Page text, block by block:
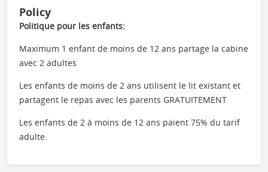
Policy
Politique pour les enfants:
Maximum 1 enfant de moins de 12 ans partage la cabine
avec 2 adultes
Les enfants de moins de 2 ans utilisent le lit existant et
partagent le repas avec les parents GRATUITEMENT
Les enfants de 2 à moins de 12 ans paient 75% du tarif
adulte.